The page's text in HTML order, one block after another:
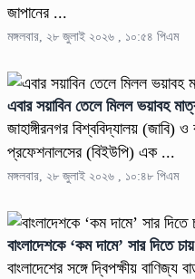
জাপানের ...
মঙ্গলবার, ২৮ জুলাই ২০২৬ , ১০:৫৪ পিএম
এবার সয়াবিন তেলে মিলল ভয়াবহ
জাহাঙ্গীরনগর বিশ্ববিদ্যালয় (জাবি) ও
প্রফেশনালসের (বিইউপি) এক ...
মঙ্গলবার, ২৮ জুলাই ২০২৬ , ১০:৪৮ পিএম
বাংলাদেশকে ‘কম দামে’ সার দিতে চায়
বাংলাদেশের সঙ্গে দ্বিপক্ষীয় বাণিজ্য